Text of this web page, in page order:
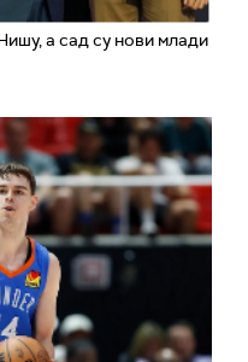
а сад су нови млади